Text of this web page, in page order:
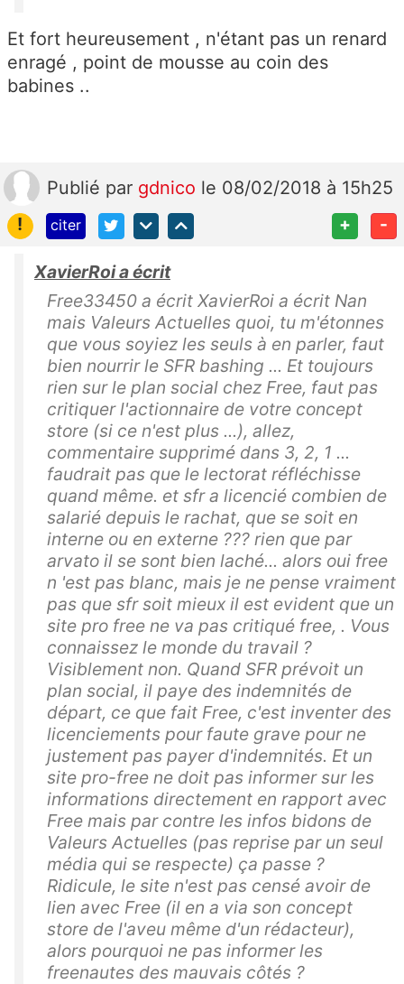
Et fort heureusement , n'étant pas un renard
enragé , point de mousse au coin des
babines ..
Publié par gdnico le 08/02/2018 à 15h25
!
citer + -
XavierRoi a écrit
Free33450 a écrit XavierRoi a écrit Nan
mais Valeurs Actuelles quoi, tu m'étonnes
que vous soyiez les seuls à en parler, faut
bien nourrir le SFR bashing ... Et toujours
rien sur le plan social chez Free, faut pas
critiquer l'actionnaire de votre concept
store (si ce n'est plus ...), allez,
commentaire supprimé dans 3, 2, 1 ...
faudrait pas que le lectorat réfléchisse
quand même. et sfr a licencié combien de
salarié depuis le rachat, que se soit en
interne ou en externe ??? rien que par
arvato il se sont bien laché... alors oui free
n 'est pas blanc, mais je ne pense vraiment
pas que sfr soit mieux il est evident que un
site pro free ne va pas critiqué free, . Vous
connaissez le monde du travail ?
Visiblement non. Quand SFR prévoit un
plan social, il paye des indemnités de
départ, ce que fait Free, c'est inventer des
licenciements pour faute grave pour ne
justement pas payer d'indemnités. Et un
site pro-free ne doit pas informer sur les
informations directement en rapport avec
Free mais par contre les infos bidons de
Valeurs Actuelles (pas reprise par un seul
média qui se respecte) ça passe ?
Ridicule, le site n'est pas censé avoir de
lien avec Free (il en a via son concept
store de l'aveu même d'un rédacteur),
alors pourquoi ne pas informer les
freenautes des mauvais côtés ?